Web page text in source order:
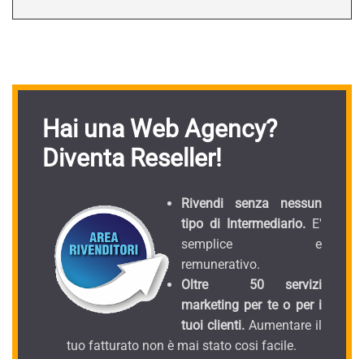
Hai una Web Agency?
Diventa Reseller!
Rivendi senza nessun
tipo di Intermediario. E'
semplice e
remunerativo.
Oltre 50 servizi
marketing per te o per i
tuoi clienti. Aumentare il
tuo fatturato non è mai stato cosi facile.